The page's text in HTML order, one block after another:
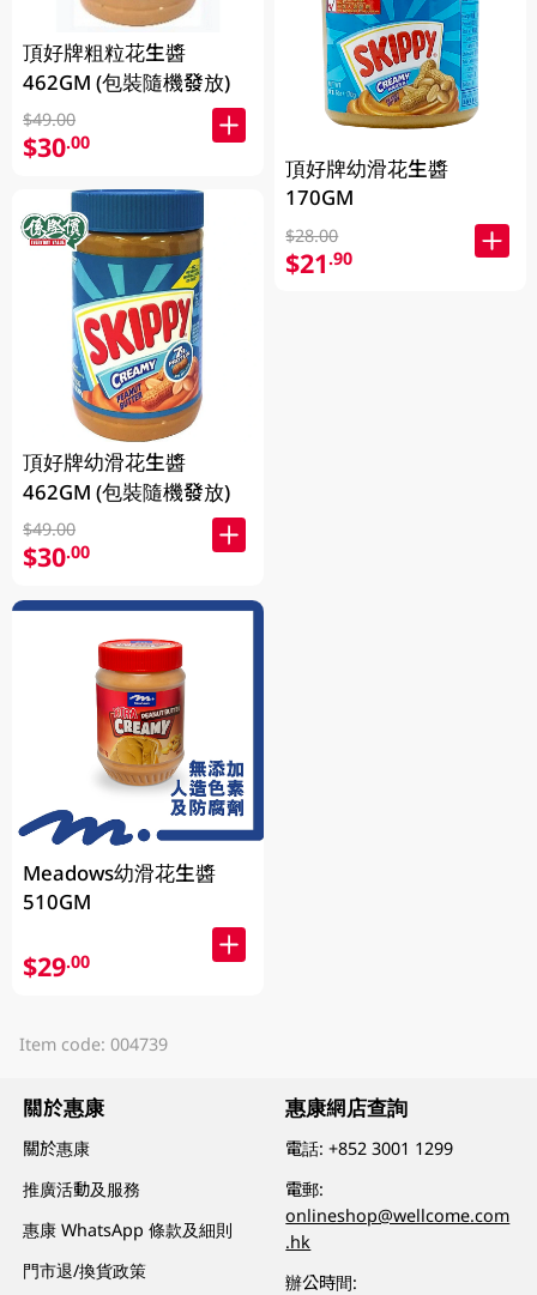
頂好牌粗粒花生醬
462GM (包裝隨機發放)
$49.00
$30.00
頂好牌幼滑花生醬
462GM (包裝隨機發放)
$49.00
$30.00
Meadows幼滑花生醬
510GM
$29.00
頂好牌幼滑花生醬
170GM
$28.00
$21.90
Item code: 004739
關於惠康
關於惠康
推廣活動及服務
惠康 WhatsApp 條款及細則
門市退/換貨政策
惠康網店查詢
電話:+852 3001 1299
電郵:
onlineshop@wellcome.com
.hk
辦公時間: